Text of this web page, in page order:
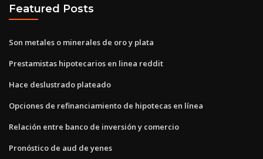
Featured Posts
Son metales o minerales de oro y plata
Prestamistas hipotecarios en linea reddit
Hace deslustrado plateado
Opciones de refinanciamiento de hipotecas en línea
Relación entre banco de inversión y comercio
Pronóstico de aud de yenes